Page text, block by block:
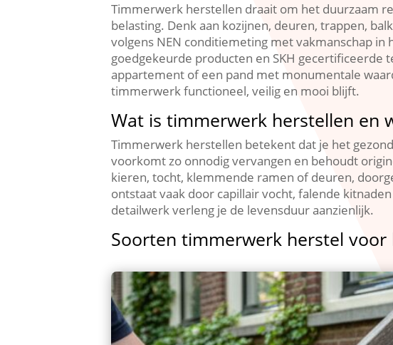
Timmerwerk herstellen draait om het duurzaam
belasting.​ Denk aan kozijnen, deuren, trappen,
volgens NEN conditiemeting met vakmanschap
goedgekeurde producten en SKH gecertificeerde
appartement of een pand met monumentale
timmerwerk functioneel, veilig en mooi blijft.​
Wat is timmerwerk herstellen en
Timmerwerk herstellen betekent dat je het
voorkomt zo onnodig vervangen en behoudt
kieren, tocht, klemmende ramen of deuren,
ontstaat vaak door capillair vocht, falende
detailwerk verleng je de levensduur aanzienlijk.​
Soorten timmerwerk herstel